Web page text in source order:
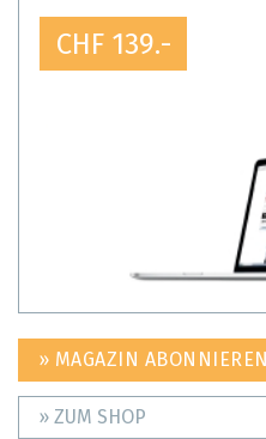
CHF 139.-
» MAGAZIN ABONNIEREN
» ZUM SHOP